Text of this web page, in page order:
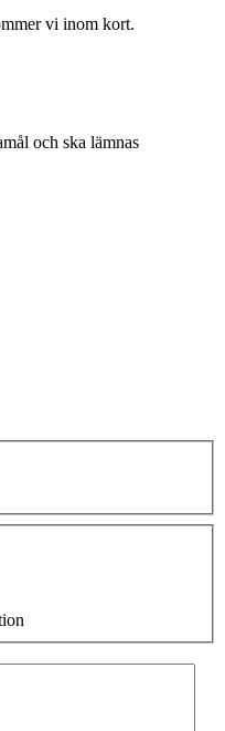
vi inom kort.
och ska lämnas